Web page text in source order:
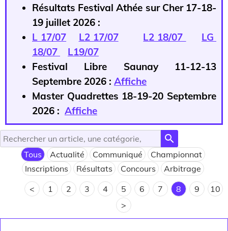
Résultats Festival Athée sur Cher 17-18-
19 juillet 2026 :
L 17/07
L2 17/07 L2 18/07
LG
18/07
L19/07
Festival Libre Saunay 11-12-13
Septembre 2026 : Affiche
Master Quadrettes 18-19-20 Septembre
2026 : Affiche
search
Tous Actualité Communiqué
Championnat
Inscriptions
Résultats Concours
Arbitrage
<
1 2 3 4 5 6 7 8 9
10
>